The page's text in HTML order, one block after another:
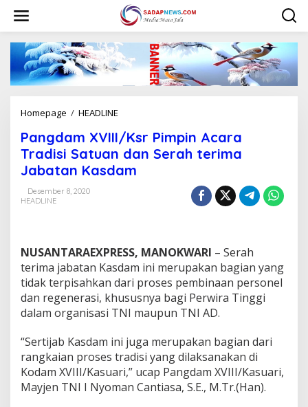
w
Homepage / HEADLINE
n
a
I
K
s
r
P
m
p
i
n
A
Pangdam XVIII/Ksr Pimpin Acara
Tradisi Satuan dan Serah terima
Jabatan Kasdam
Desember 8, 2020
HEADLINE
NUSANTARAEXPRESS, MANOKWARI – Serah
terima jabatan Kasdam ini merupakan bagian yang
tidak terpisahkan dari proses pembinaan personel
dan regenerasi, khususnya bagi Perwira Tinggi
dalam organisasi TNI maupun TNI AD.
“Sertijab Kasdam ini juga merupakan bagian dari
rangkaian proses tradisi yang dilaksanakan di
Kodam XVIII/Kasuari,” ucap Pangdam XVIII/Kasuari,
Mayjen TNI I Nyoman Cantiasa, S.E., M.Tr.(Han).